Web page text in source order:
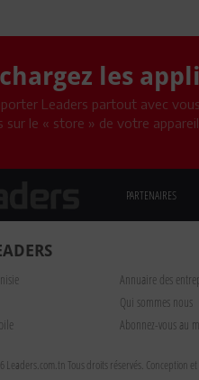
les
Leaders partout avec
sur le « store » de votre
PARTENAIRES
Annuaire des
Qui sommes nous
Abonnez-vous au
Leaders.com.tn Tous droits réservés. Conception